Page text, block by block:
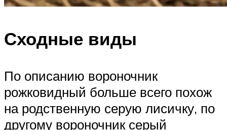
Сходные виды
По описанию вороночник
рожковидный больше всего похож
на родственную серую лисичку, по
другому вороночник серый